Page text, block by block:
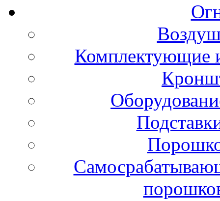
Комплектующие